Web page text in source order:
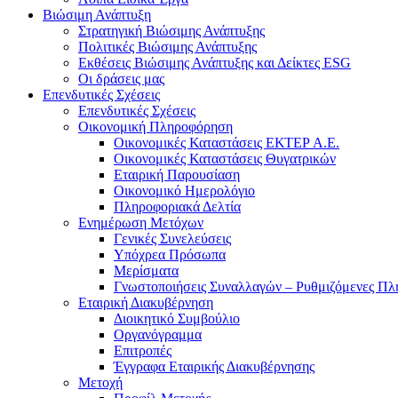
Βιώσιμη Ανάπτυξη
Στρατηγική Βιώσιμης Ανάπτυξης
Πολιτικές Βιώσιμης Ανάπτυξης
Εκθέσεις Βιώσιμης Ανάπτυξης και Δείκτες ESG
Οι δράσεις μας
Επενδυτικές Σχέσεις
Επενδυτικές Σχέσεις
Οικονομική Πληροφόρηση
Οικονομικές Καταστάσεις ΕΚΤΕΡ Α.Ε.
Οικονομικές Καταστάσεις Θυγατρικών
Εταιρική Παρουσίαση
Οικονομικό Ημερολόγιο
Πληροφοριακά Δελτία
Ενημέρωση Μετόχων
Γενικές Συνελεύσεις
Υπόχρεα Πρόσωπα
Μερίσματα
Γνωστοποιήσεις Συναλλαγών – Ρυθμιζόμενες
Εταιρική Διακυβέρνηση
Διοικητικό Συμβούλιο
Οργανόγραμμα
Επιτροπές
Έγγραφα Εταιρικής Διακυβέρνησης
Μετοχή